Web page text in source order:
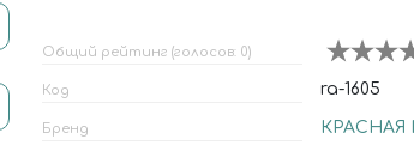
Общий рейтинг (голосов: 0)
Код ra-1605
Бренд КРАСНАЯ